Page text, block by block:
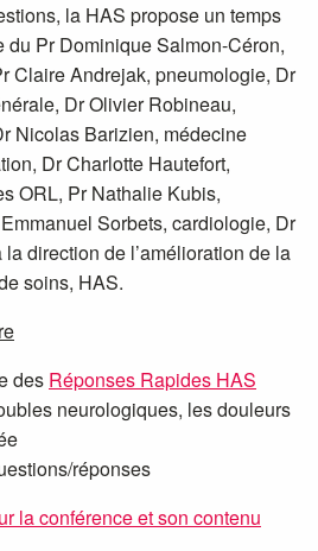
la HAS propose un temps
du Pr Dominique Salmon-Céron,
Claire Andrejak, pneumologie, Dr
Dr Olivier Robineau,
Nicolas Barizien, médecine
Dr Charlotte Hautefort,
ORL, Pr Nathalie Kubis,
Sorbets, cardiologie, Dr
direction de l’amélioration de la
soins, HAS.
des Réponses Rapides HAS
neurologiques, les douleurs
réponses
la conférence et son contenu